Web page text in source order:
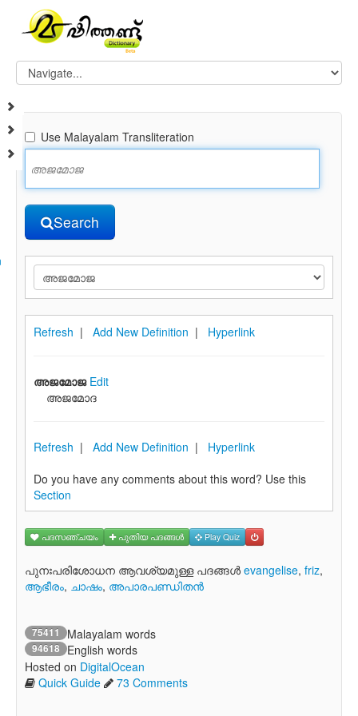
Use Malayalam Transliteration
Search
Refresh | Add New Definition | Hyperlink
അജമോജ Edit
അജമോദ
Refresh | Add New Definition | Hyperlink
Do you have any comments about this word? Use this
Section
പദസഞ്ചയം പുതിയ പദങ്ങള്‍ Play Quiz
പുനഃപരിശോധന ആവശ്യമുള്ള പദങ്ങള്‍ evangelise, friz,
ആഭീരം, ചാഷം, അപാരപണ്ഡിതന്‍
75411 Malayalam words
94618
English words
Hosted on DigitalOcean
Quick Guide
73 Comments